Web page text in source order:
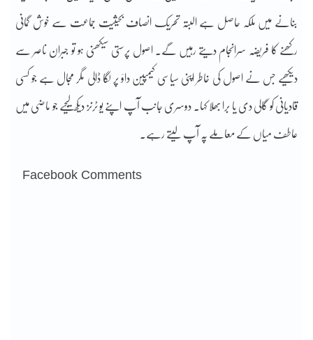
بنانے میں ملکہ حاصل ہے البتہ تحریک انصاف بحیثیت جماعت سے خوش گمانی
رکھنے کا فریضہ سرانجام دیتے رہیں گے۔ اصول پرستی سیکھنی ہو تو جبران ناصر سے
دیکھیے جس نے اصول کی خاطر اپنی سیاسی کیمپین داؤ پر لگا ڈالی مگر مجال ہے جو کسی
قادیانی کو گالی دی یا برا بھلا کہا۔ دوسری جانب آپ اپنے یو ٹرنز دیکھ لیجیے جو ماضی میں
عاطف میاں کے معاملے پہ آپ لیتے رہے۔
Facebook Comments